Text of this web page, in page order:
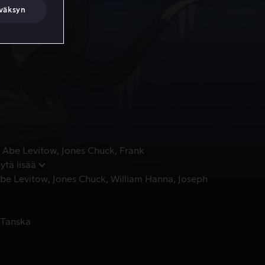
Abe Levitow Jones Chuck
Frank
lisää
Levitow Jones Chuck William Hanna
Joseph
Tanska